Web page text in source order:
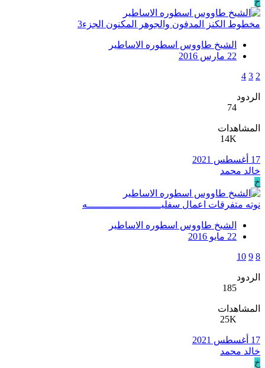
مخطوط الكنز المدفون والجوهر المكنون الجزء3
الشيخ طاووس اسطوره الاساطير
22 مارس 2016
2
3
4
الردود
74
المشاهدات
14K
17 أغسطس 2021
خالد محمد
خ
نوته متفرقات اعمال سفليـــــــــــــــــــــــــه
الشيخ طاووس اسطوره الاساطير
22 مايو 2016
8
9
10
الردود
185
المشاهدات
25K
17 أغسطس 2021
خالد محمد
خ